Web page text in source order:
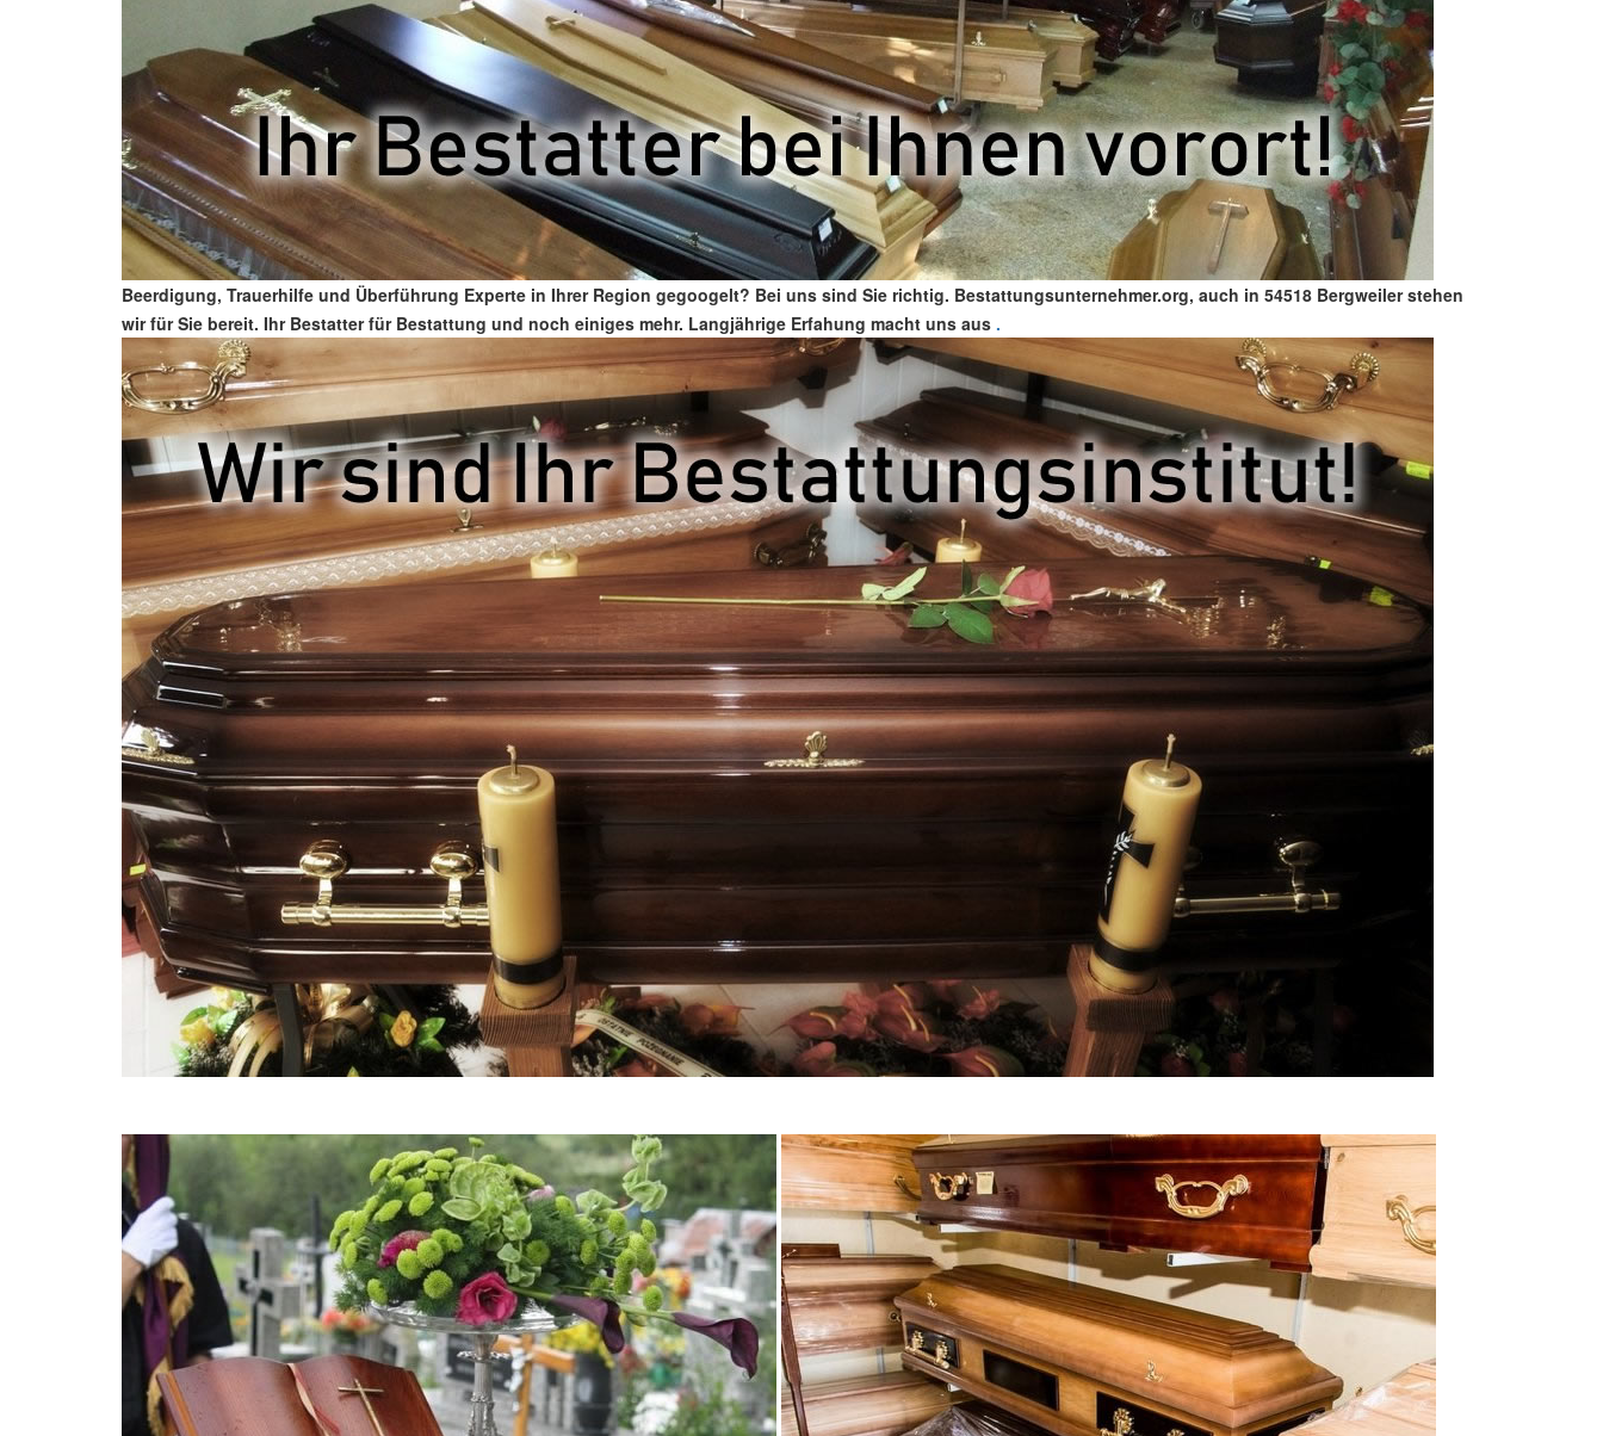
Beerdigung, Trauerhilfe und Überführung Experte in Ihrer Region gegoogelt? Bei uns sind Sie richtig. Bestattungsunternehmer.org, auch in 54518 Bergweiler stehen
wir für Sie bereit. Ihr Bestatter für Bestattung und noch einiges mehr. Langjährige Erfahung macht uns aus .